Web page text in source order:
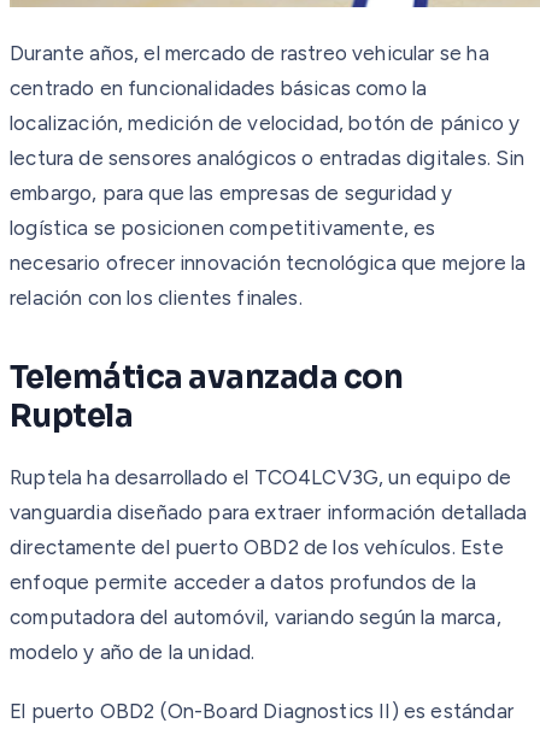
Durante años, el mercado de rastreo vehicular se ha
centrado en funcionalidades básicas como la
localización, medición de velocidad, botón de pánico y
lectura de sensores analógicos o entradas digitales. Sin
embargo, para que las empresas de seguridad y
logística se posicionen competitivamente, es
necesario ofrecer innovación tecnológica que mejore la
relación con los clientes finales.
Telemática avanzada con
Ruptela
Ruptela ha desarrollado el TCO4LCV3G, un equipo de
vanguardia diseñado para extraer información detallada
directamente del puerto OBD2 de los vehículos. Este
enfoque permite acceder a datos profundos de la
computadora del automóvil, variando según la marca,
modelo y año de la unidad.
El puerto OBD2 (On-Board Diagnostics II) es estándar